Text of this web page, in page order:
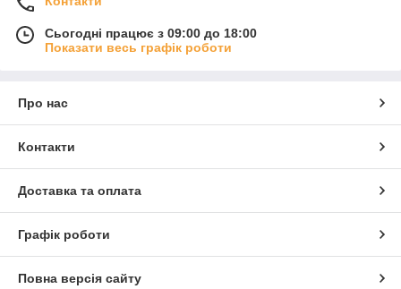
Сьогодні працює з 09:00 до 18:00
Показати весь графік роботи
Про нас
Контакти
Доставка та оплата
Графік роботи
Повна версія сайту